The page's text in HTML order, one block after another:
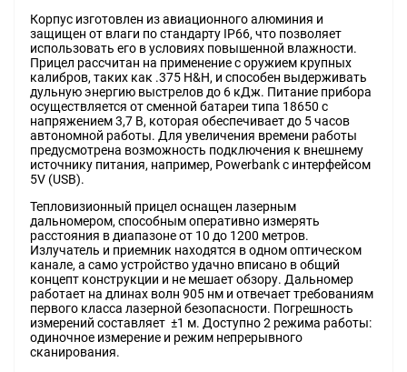
Корпус изготовлен из авиационного алюминия и
защищен от влаги по стандарту IP66, что позволяет
использовать его в условиях повышенной влажности.
Прицел рассчитан на применение с оружием крупных
калибров, таких как .375 H&H, и способен выдерживать
дульную энергию выстрелов до 6 кДж. Питание прибора
осуществляется от сменной батареи типа 18650 с
напряжением 3,7 В, которая обеспечивает до 5 часов
автономной работы. Для увеличения времени работы
предусмотрена возможность подключения к внешнему
источнику питания, например, Powerbank с интерфейсом
5V (USB).
Тепловизионный прицел оснащен лазерным
дальномером, способным оперативно измерять
расстояния в диапазоне от 10 до 1200 метров.
Излучатель и приемник находятся в одном оптическом
канале, а само устройство удачно вписано в общий
концепт конструкции и не мешает обзору. Дальномер
работает на длинах волн 905 нм и отвечает требованиям
первого класса лазерной безопасности. Погрешность
измерений составляет ±1 м. Доступно 2 режима работы:
одиночное измерение и режим непрерывного
сканирования.